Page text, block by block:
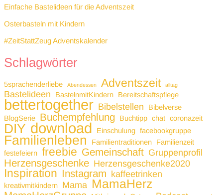
Einfache Bastelideen für die Adventszeit
Osterbasteln mit Kindern
#ZeitStattZeug Adventskalender
Schlagwörter
5sprachenderliebe Abendessen Adventszeit alltag
Bastelideen BastelnmitKindern Bereitschaftspflege
bettertogether Bibelstellen
Bibelverse
BlogSerie
Buchempfehlung Buchtipp chat coronazeit
DIY download Einschulung facebookgruppe
Familienleben Familientraditionen
Familienzeit
festefeiern freebie Gemeinschaft Gruppenprofil
Herzensgeschenke Herzensgeschenke2020
Inspiration Instagram kaffeetrinken
kreativmitkindern Mama MamaHerz